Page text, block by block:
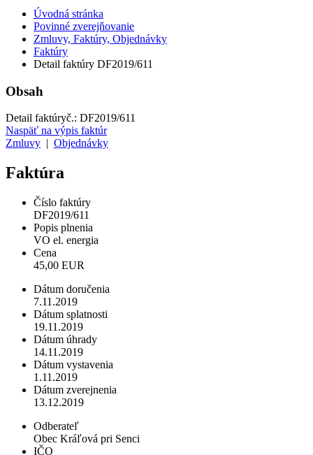
Úvodná stránka
Povinné zverejňovanie
Zmluvy, Faktúry, Objednávky
Faktúry
Detail faktúry DF2019/611
Obsah
Detail faktúryč.: DF2019/611
Naspäť na výpis faktúr
Zmluvy
Objednávky
Faktúra
Číslo faktúry
DF2019/611
Popis plnenia
VO el. energia
Cena
45,00 EUR
Dátum doručenia
7.11.2019
Dátum splatnosti
19.11.2019
Dátum úhrady
14.11.2019
Dátum vystavenia
1.11.2019
Dátum zverejnenia
13.12.2019
Odberateľ
Obec Kráľová pri Senci
IČO